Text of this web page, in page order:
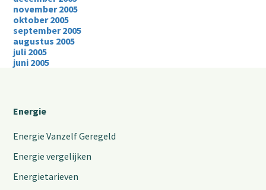
november 2005
oktober 2005
september 2005
augustus 2005
juli 2005
juni 2005
Energie
Energie Vanzelf Geregeld
Energie vergelijken
Energietarieven